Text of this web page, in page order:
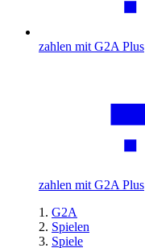
zahlen mit G2A Plus
zahlen mit G2A Plus
G2A
Spielen
Spiele